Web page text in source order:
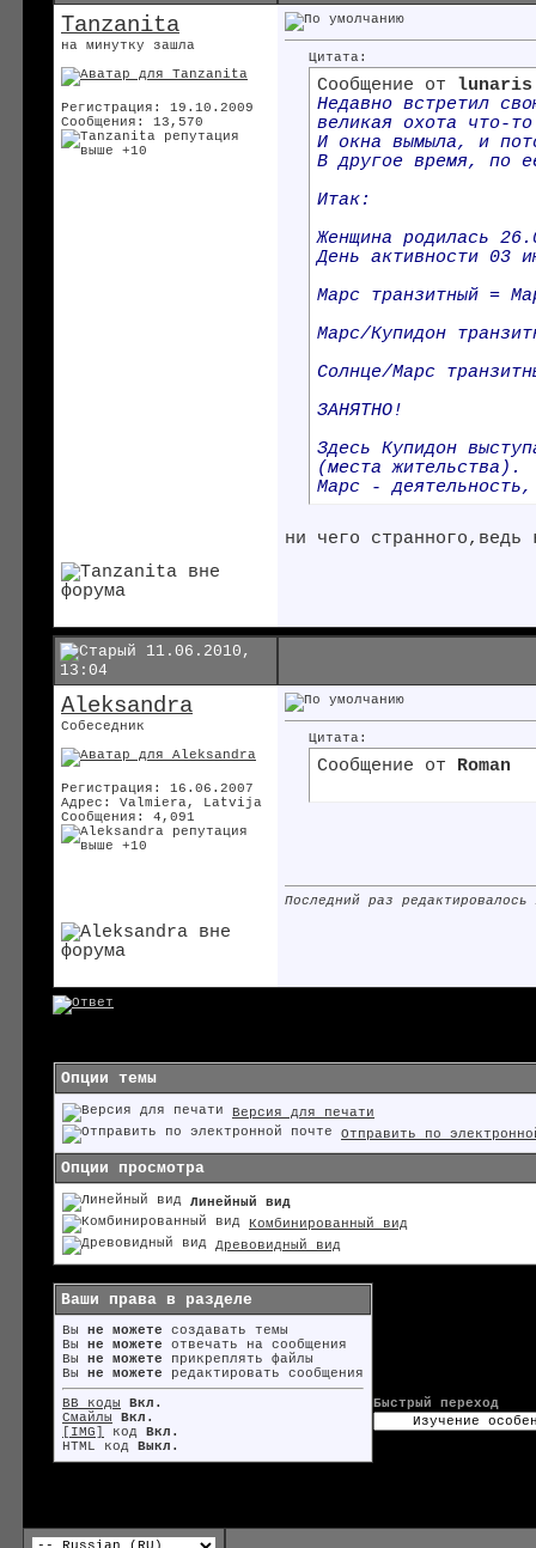
Tanzanita
на минутку зашла
Регистрация: 19.10.2009
Сообщения: 13,570
Цитата:
Сообщение от lunaris
Недавно встретил
великая охота что-
И окна вымыла, и
В другое время, по
Итак:
Женщина родилась
День активности 03
Марс транзитный =
Марс/Купидон
Солнце/Марс
ЗАНЯТНО!
Здесь Купидон
(места жительства).
Марс -
ни чего странного,ведь
11.06.2010,
13:04
Aleksandra
Собеседник
Регистрация: 16.06.2007
Адрес: Valmiera, Latvija
Сообщения: 4,091
Цитата:
Сообщение от Roman
Последний раз
Опции темы
Версия для печати
Отправить по
Опции просмотра
Линейный вид
Комбинированный вид
Древовидный вид
Ваши права в разделе
Вы не можете создавать темы
Вы не можете отвечать на сообщения
Вы не можете прикреплять файлы
Вы не можете редактировать сообщения
BB коды
Вкл.
Смайлы
Вкл.
[IMG]
код Вкл.
HTML код Выкл.
Быстрый переход